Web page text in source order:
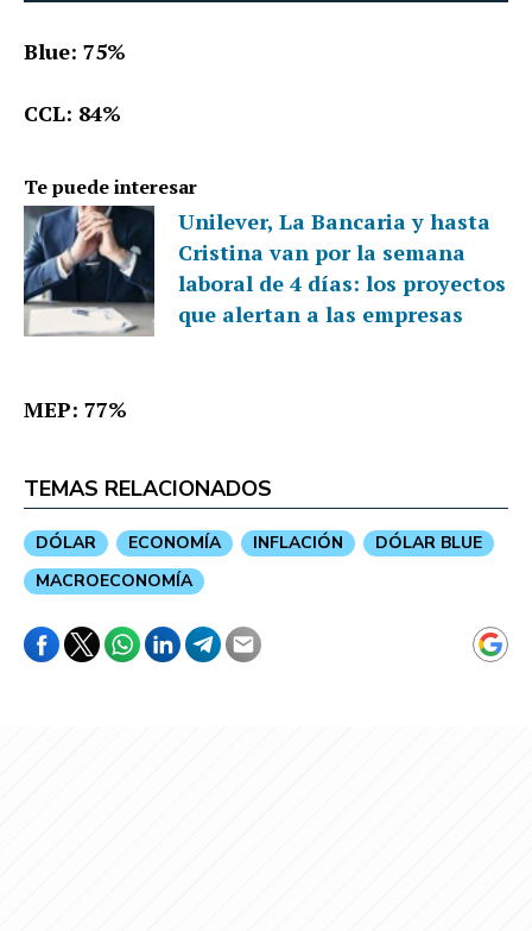
Blue: 75%
CCL: 84%
Te puede interesar
Unilever, La Bancaria y hasta
Cristina van por la semana
laboral de 4 días: los proyectos
que alertan a las empresas
MEP: 77%
TEMAS RELACIONADOS
DÓLAR ECONOMÍA INFLACIÓN
DÓLAR BLUE
MACROECONOMÍA